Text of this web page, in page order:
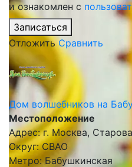
и ознакомлен с
Записаться
Отложить Сравнить
Дом волшебников на
Местоположение
Адрес: г. Москва,
Округ: СВАО
Метро: Бабушкинская